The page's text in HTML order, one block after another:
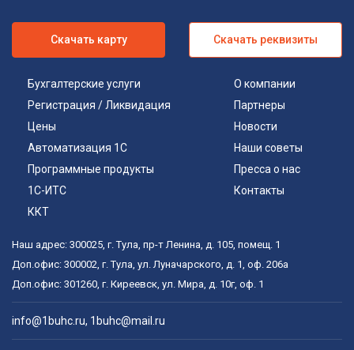
Скачать карту Скачать реквизиты
Бухгалтерские услуги
Регистрация / Ликвидация
Цены
Автоматизация 1С
Программные продукты
1С-ИТС
ККТ
О компании
Партнеры
Новости
Наши советы
Пресса о нас
Контакты
Наш адрес: 300025, г. Тула, пр-т Ленина, д. 105, помещ. 1
Доп.офис: 300002, г. Тула, ул. Луначарского, д. 1, оф. 206а
Доп.офис: 301260, г. Киреевск, ул. Мира, д. 10г, оф. 1
info@1buhc.ru, 1buhc@mail.ru